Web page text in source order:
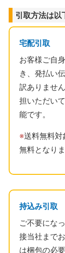
引取方法は以
宅配引取
お客様ご自
き、発払い
訳ありませ
担いただい
能です。
※送料無料対
無料となりま
持込み引取
ご不要にな
接当社まで
は梱包の必